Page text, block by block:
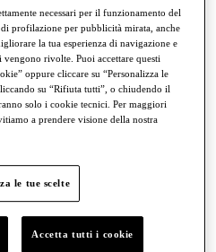
necessari per il funzionamento del
profilazione per pubblicità mirata, anche
la tua esperienza di navigazione e
rivolte. Puoi accettare questi
oppure cliccare su “Personalizza le
su “Rifiuta tutti”, o chiudendo il
solo i cookie tecnici. Per maggiori
a prendere visione della nostra
le tue scelte
Accetta tutti i cookie